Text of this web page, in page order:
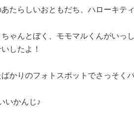
たらしいおともだち、ハローキティ
ちゃんとぼく、モモマルくんがいっ
したよ！
ばかりのフォトスポットでさっそく
いかんじ♪